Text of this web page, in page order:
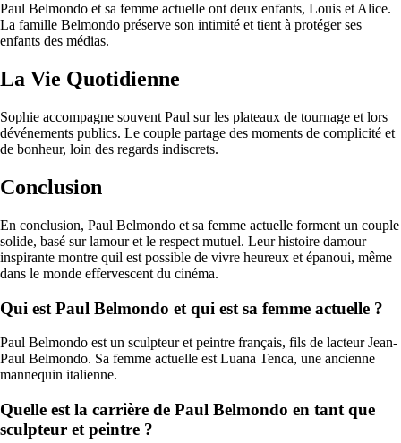
Paul Belmondo et sa femme actuelle ont deux enfants, Louis et Alice.
La famille Belmondo préserve son intimité et tient à protéger ses
enfants des médias.
La Vie Quotidienne
Sophie accompagne souvent Paul sur les plateaux de tournage et lors
dévénements publics. Le couple partage des moments de complicité et
de bonheur, loin des regards indiscrets.
Conclusion
En conclusion, Paul Belmondo et sa femme actuelle forment un couple
solide, basé sur lamour et le respect mutuel. Leur histoire damour
inspirante montre quil est possible de vivre heureux et épanoui, même
dans le monde effervescent du cinéma.
Qui est Paul Belmondo et qui est sa femme actuelle ?
Paul Belmondo est un sculpteur et peintre français, fils de lacteur Jean-
Paul Belmondo. Sa femme actuelle est Luana Tenca, une ancienne
mannequin italienne.
Quelle est la carrière de Paul Belmondo en tant que
sculpteur et peintre ?